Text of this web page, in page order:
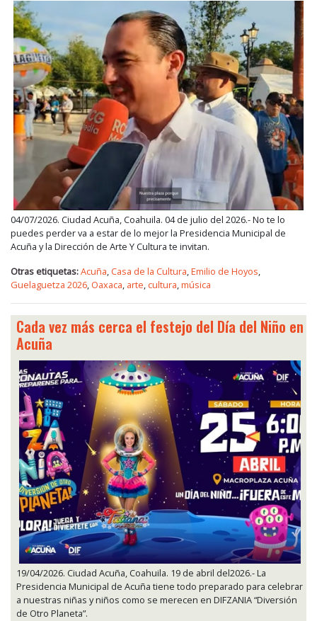
04/07/2026. Ciudad Acuña, Coahuila. 04 de julio del 2026.- No te lo
puedes perder va a estar de lo mejor la Presidencia Municipal de
Acuña y la Dirección de Arte Y Cultura te invitan.
Otras etiquetas:Acuña, Casa de la Cultura,Emilio de Hoyos,
Guelaguetza 2026, Oaxaca, arte, cultura,música
Cada vez más cerca el festejo del Día del Niño en
Acuña
19/04/2026. Ciudad Acuña, Coahuila. 19 de abril del2026.- La
Presidencia Municipal de Acuña tiene todo preparado para celebrar
a nuestras niñas y niños como se merecen en DIFZANIA “Diversión
de Otro Planeta”.